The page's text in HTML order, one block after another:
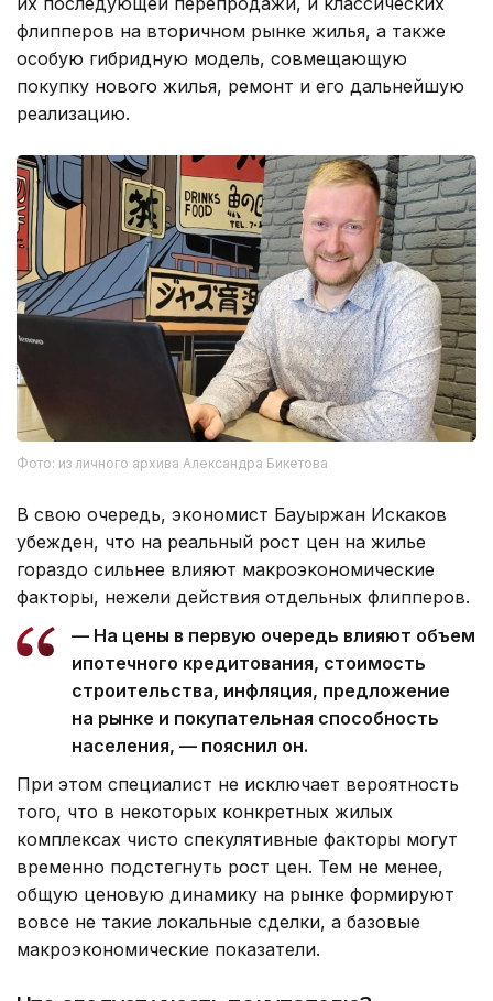
флипперов на вторичном рынке жилья, а также
особую гибридную модель, совмещающую
покупку нового жилья, ремонт и его дальнейшую
реализацию.
Фото: из личного архива Александра Бикетова
В свою очередь, экономист Бауыржан Искаков
убежден, что на реальный рост цен на жилье
гораздо сильнее влияют макроэкономические
факторы, нежели действия отдельных флипперов.
— На цены в первую очередь влияют объем
ипотечного кредитования, стоимость
строительства, инфляция, предложение
на рынке и покупательная способность
населения, — пояснил он.
При этом специалист не исключает вероятность
того, что в некоторых конкретных жилых
комплексах чисто спекулятивные факторы могут
временно подстегнуть рост цен. Тем не менее,
общую ценовую динамику на рынке формируют
вовсе не такие локальные сделки, а базовые
макроэкономические показатели.